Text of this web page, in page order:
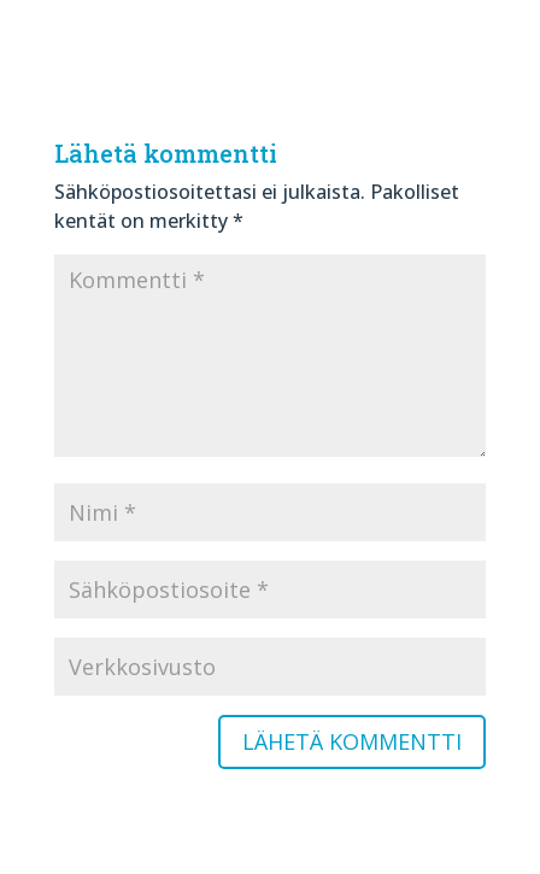
Lähetä kommentti
Sähköpostiosoitettasi ei julkaista. Pakolliset
kentät on merkitty*